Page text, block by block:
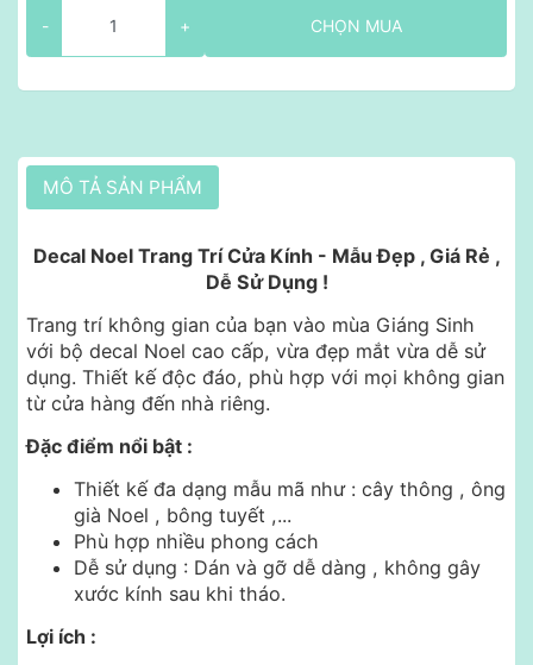
- + CHỌN MUA
MÔ TẢ SẢN PHẨM
Decal Noel Trang Trí Cửa Kính - Mẫu Đẹp , Giá Rẻ ,
Dễ Sử Dụng !
Trang trí không gian của bạn vào mùa Giáng Sinh
với bộ decal Noel cao cấp, vừa đẹp mắt vừa dễ sử
dụng. Thiết kế độc đáo, phù hợp với mọi không gian
từ cửa hàng đến nhà riêng.
Đặc điểm nổi bật :
Thiết kế đa dạng mẫu mã như : cây thông , ông
già Noel , bông tuyết ,...
Phù hợp nhiều phong cách
Dễ sử dụng : Dán và gỡ dễ dàng , không gây
xước kính sau khi tháo.
Lợi ích :